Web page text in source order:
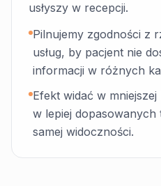
usłyszy w recepcji.
Pilnujemy zgodności z
usług, by pacjent nie
informacji w różnych
Efekt widać w
w lepiej
samej widoczności.